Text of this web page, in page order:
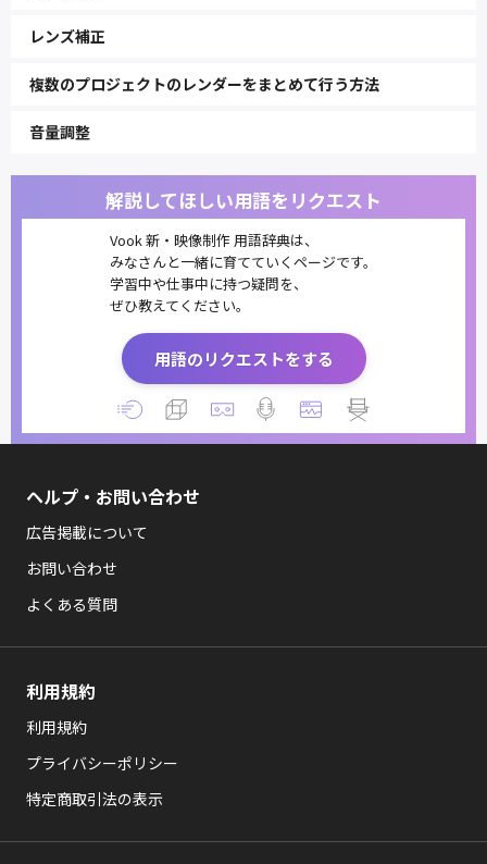
レンズ補正
複数のプロジェクトのレンダーをまとめて行う方法
音量調整
解説してほしい用語をリクエスト
Vook 新・映像制作 用語辞典は、
みなさんと一緒に育てていくページです。
学習中や仕事中に持つ疑問を、
ぜひ教えてください。
用語のリクエストをする
ヘルプ・お問い合わせ
広告掲載について
お問い合わせ
よくある質問
利用規約
利用規約
プライバシーポリシー
特定商取引法の表示